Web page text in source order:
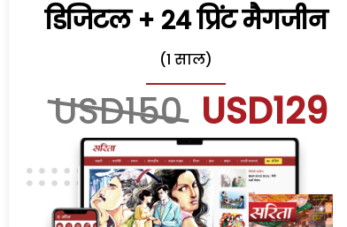
डिजिटल + 24 प्रिंट मैगजीन
(1 साल)
USD150 USD129